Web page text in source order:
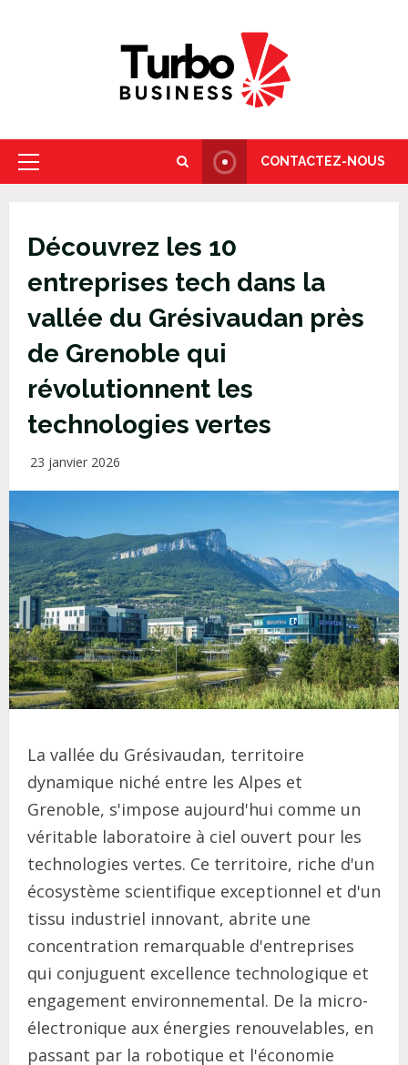
Primary
CONTACTEZ-NOUS
Découvrez les 10
entreprises tech dans la
vallée du Grésivaudan près
de Grenoble qui
révolutionnent les
technologies vertes
23 janvier 2026
La vallée du Grésivaudan, territoire
dynamique niché entre les Alpes et
Grenoble, s'impose aujourd'hui comme un
véritable laboratoire à ciel ouvert pour les
technologies vertes. Ce territoire, riche d'un
écosystème scientifique exceptionnel et d'un
tissu industriel innovant, abrite une
concentration remarquable d'entreprises
qui conjuguent excellence technologique et
engagement environnemental. De la micro-
électronique aux énergies renouvelables, en
passant par la robotique et l'économie